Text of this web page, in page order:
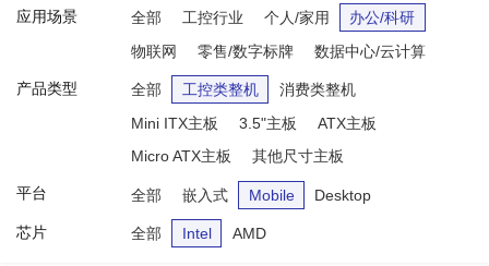
应用场景 全部 工控行业 个人/家用
办公/科研
物联网
零售/数字标牌 数据中心/云计算
产品类型 全部 工控类整机
消费类整机
Mini ITX主板
3.5"主板
ATX主板
Micro ATX主板
其他尺寸主板
平台 全部 嵌入式 Mobile Desktop
芯片 全部 Intel AMD